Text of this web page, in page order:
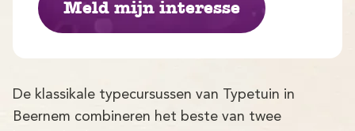
Meld mijn interesse
De klassikale typecursussen van Typetuin in
Beernem combineren het beste van twee